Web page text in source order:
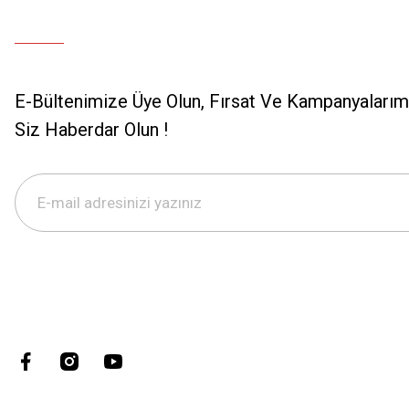
E-Bültenimize Üye Olun, Fırsat Ve
Siz Haberdar Olun !